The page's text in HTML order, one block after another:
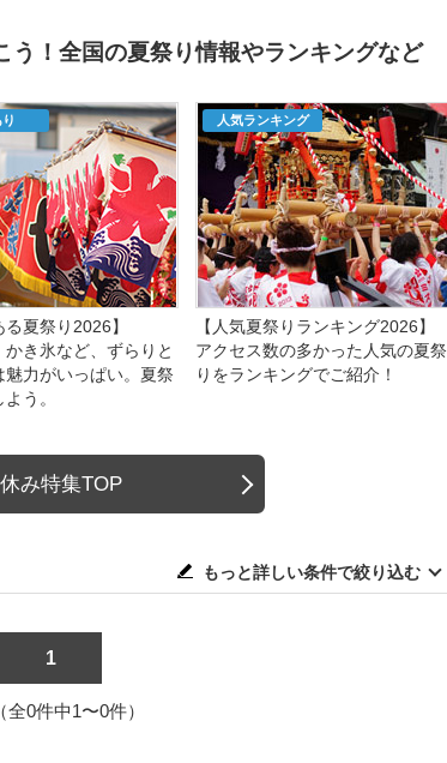
！全国の夏祭り情報やランキングなど
夏祭り2026】
かき氷など、ずらりと
魅力がいっぱい。夏祭
う。
人気ランキング
【人気夏祭りランキング2026】
アクセス数の多かった人気の夏祭
りをランキングでご紹介！
み特集TOP
もっと詳しい条件で絞り込む
1
全0件中1〜0件）